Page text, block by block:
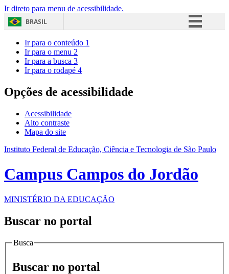
Ir direto para menu de acessibilidade.
BRASIL
Acesso à informação
Ir para o conteúdo 1
Ir para o menu 2
Ir para a busca 3
Ir para o rodapé 4
Opções de acessibilidade
Acessibilidade
Alto contraste
Mapa do site
Instituto Federal de Educação, Ciência e Tecnologia de São Paulo
Campus Campos do Jordão
MINISTÉRIO DA EDUCAÇÃO
Buscar no portal
Busca
Buscar no portal